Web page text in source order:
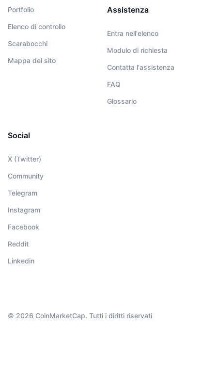
Portfolio
Elenco di controllo
Scarabocchi
Mappa del sito
Assistenza
Entra nell'elenco
Modulo di richiesta
Contatta l'assistenza
FAQ
Glossario
Social
X (Twitter)
Community
Telegram
Instagram
Facebook
Reddit
Linkedin
© 2026 CoinMarketCap. Tutti i diritti riservati